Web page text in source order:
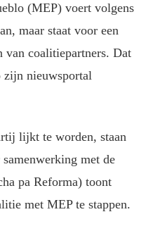
(MEP) voert volgens
maar staat voor een
van coalitiepartners. Dat
nieuwsportal
lijkt te worden, staan
met de
pa Reforma) toont
met MEP te stappen.